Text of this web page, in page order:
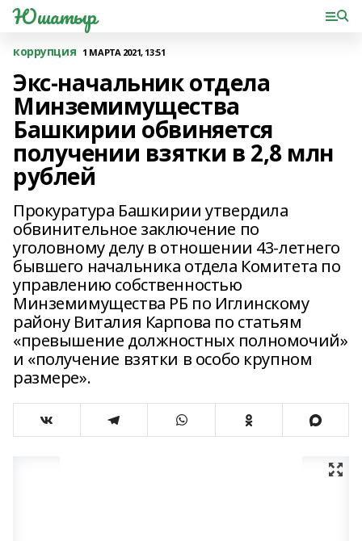
Юшатыр
коррупция 1 МАРТА 2021, 13:51
Экс-начальник отдела
Минземимущества
Башкирии обвиняется
получении взятки в 2,8 млн
рублей
Прокуратура Башкирии утвердила
обвинительное заключение по
уголовному делу в отношении 43-летнего
бывшего начальника отдела Комитета по
управлению собственностью
Минземимущества РБ по Иглинскому
району Виталия Карпова по статьям
«превышение должностных полномочий»
и «получение взятки в особо крупном
размере».